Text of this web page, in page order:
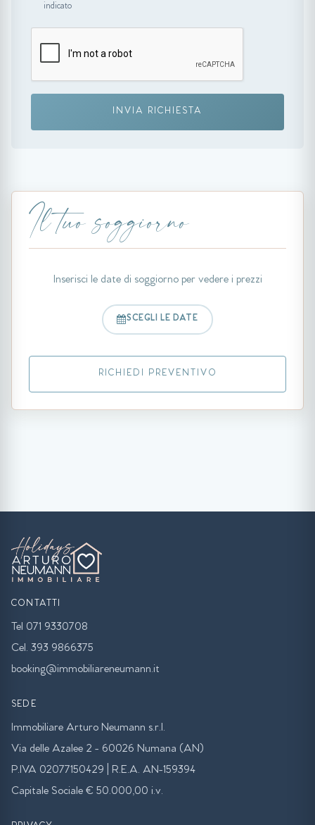
indicato
INVIA RICHIESTA
Il tuo soggiorno
Inserisci le date di soggiorno per vedere i prezzi
SCEGLI LE DATE
RICHIEDI PREVENTIVO
CONTATTI
Tel 071 9330708
Cel. 393 9866375
booking@immobiliareneumann.it
SEDE
Immobiliare Arturo Neumann s.r.l.
Via delle Azalee 2 - 60026 Numana (AN)
P.IVA 02077150429 | R.E.A. AN-159394
Capitale Sociale € 50.000,00 i.v.